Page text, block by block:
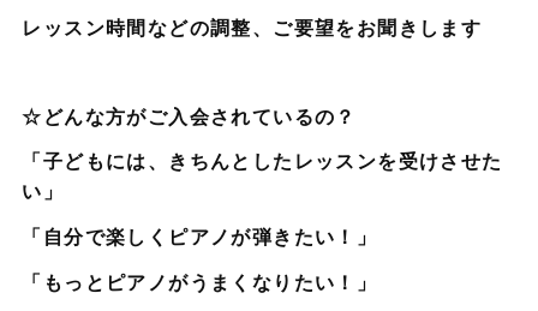
レッスン時間などの調整、ご要望をお聞きします
☆どんな方がご入会されているの？
「子どもには、きちんとしたレッスンを受けさせた
い」
「自分で楽しくピアノが弾きたい！」
「もっとピアノがうまくなりたい！」